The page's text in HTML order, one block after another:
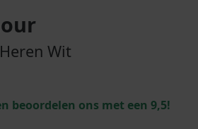
Wit
beoordelen ons met een 9,5!